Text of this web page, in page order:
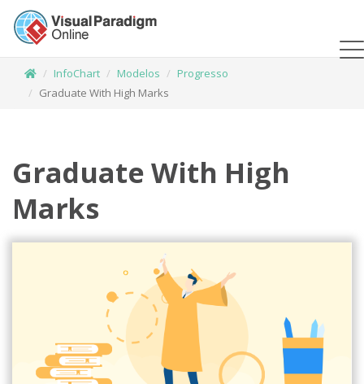
InfoChart Modelos
Progresso
Graduate With High Marks
Graduate With High
Marks